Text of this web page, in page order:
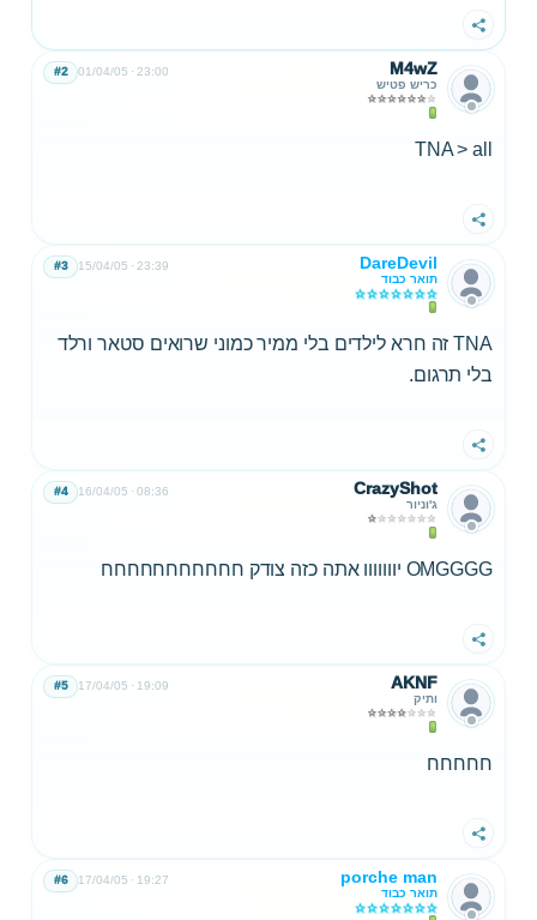
שתף
M4wZ
כריש פטיש
01/04/05 23:00
#2
TNA > all
שתף
DareDevil
תואר כבוד
15/04/05 23:39
#3
TNA זה חרא לילדים בלי ממיר כמוני שרואים סטאר ורלד
בלי תרגום.
שתף
CrazyShot
ג'וניור
16/04/05 08:36
#4
OMGGGG יווווווו אתה כזה צודק חחחחחחחחחחח
שתף
AKNF
ותיק
17/04/05 19:09
#5
חחחחח
שתף
porche man
תואר כבוד
17/04/05 19:27
#6